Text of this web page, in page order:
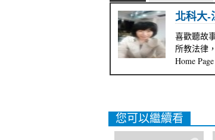
北科大-
喜歡聽故
所教法律
Home
您可以繼續看